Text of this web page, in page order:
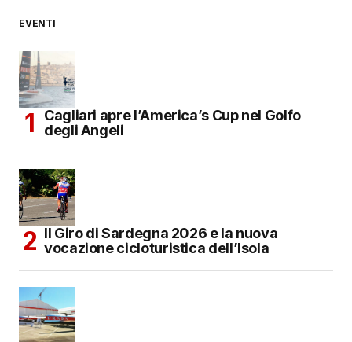
EVENTI
Cagliari apre l’America’s Cup nel Golfo
degli Angeli
Il Giro di Sardegna 2026 e la nuova
vocazione cicloturistica dell’Isola